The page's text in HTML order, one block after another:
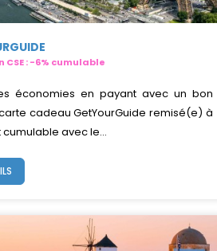
CSE : -6% cumulable
économies en payant avec un bon
cadeau GetYourGuide remisé(e) à
cumulable avec le...